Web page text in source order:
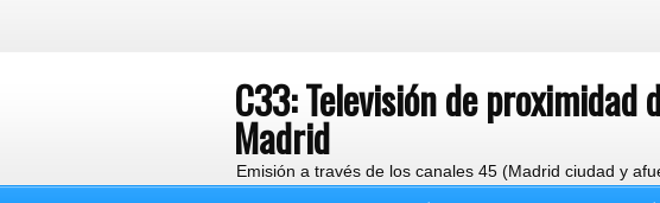
C33: Televisión de proximidad
Madrid
Emisión a través de los canales 45 (Madrid ciudad y